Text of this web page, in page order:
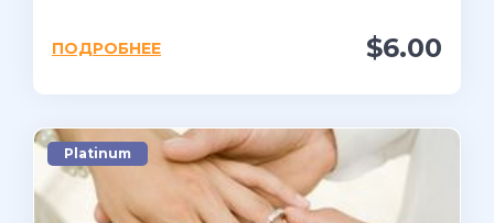
$6.00
ПОДРОБНЕЕ
Platinum